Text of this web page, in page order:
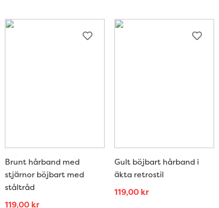
Brunt hårband med
stjärnor böjbart med
ståltråd
119,00 kr
Gult böjbart hårband i
äkta retrostil
119,00 kr